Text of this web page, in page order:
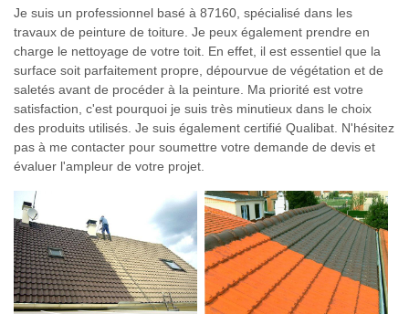
Je suis un professionnel basé à 87160, spécialisé dans les
travaux de peinture de toiture. Je peux également prendre en
charge le nettoyage de votre toit. En effet, il est essentiel que la
surface soit parfaitement propre, dépourvue de végétation et de
saletés avant de procéder à la peinture. Ma priorité est votre
satisfaction, c'est pourquoi je suis très minutieux dans le choix
des produits utilisés. Je suis également certifié Qualibat. N'hésitez
pas à me contacter pour soumettre votre demande de devis et
évaluer l'ampleur de votre projet.